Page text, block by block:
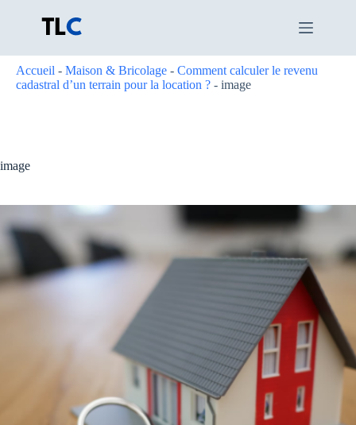
Accueil - Maison & Bricolage - Comment calculer le revenu
cadastral d’un terrain pour la location ? - image
image